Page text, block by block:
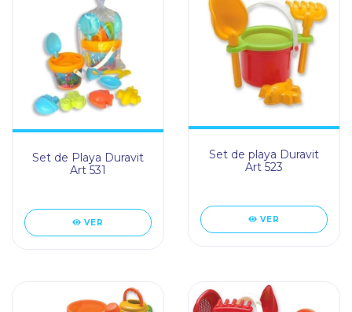
Set de Playa Duravit
Art 531
VER
Set de playa Duravit
Art 523
VER